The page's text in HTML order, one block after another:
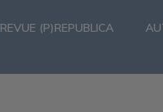
REVUE (P)REPUBLICA